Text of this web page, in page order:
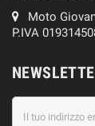
Moto
P.IVA